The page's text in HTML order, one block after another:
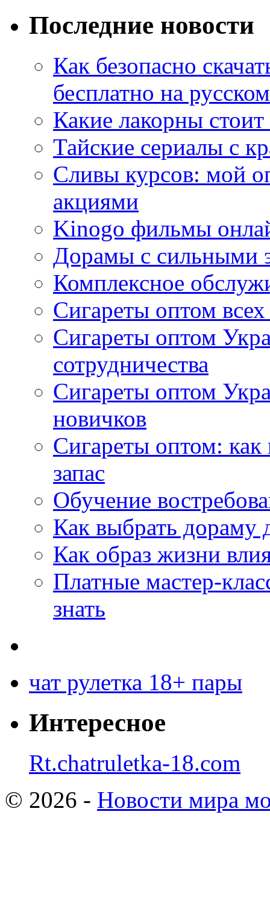
Последние новости
Как безопасно
бесплатно на
Какие лакорны
Тайские сериалы с
Сливы курсов: мой
акциями
Kinogo фильмы
Дорамы с сильными
Комплексное
Сигареты оптом
Сигареты оптом
сотрудничества
Сигареты оптом
новичков
Сигареты оптом:
запас
Обучение
Как выбрать дораму
Как образ жизни
Платные мастер-
знать
чат рулетка 18+ пары
Интересное
Rt.chatruletka-18.com
© 2026 - Новости мира